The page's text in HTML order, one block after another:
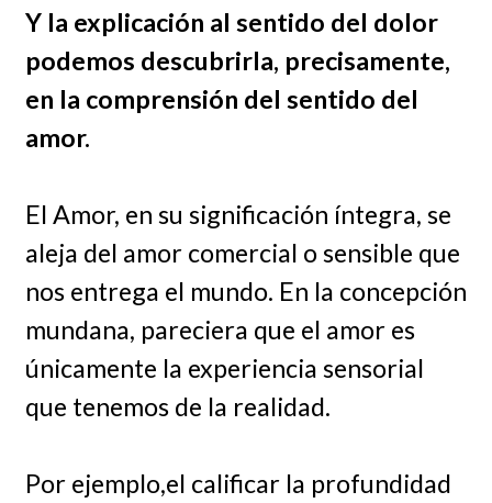
Y la explicación al sentido del dolor
podemos descubrirla, precisamente,
en la comprensión del sentido del
amor.
El Amor, en su significación íntegra, se
aleja del amor comercial o sensible que
nos entrega el mundo. En la concepción
mundana, pareciera que el amor es
únicamente la experiencia sensorial
que tenemos de la realidad.
Por ejemplo,el calificar la profundidad